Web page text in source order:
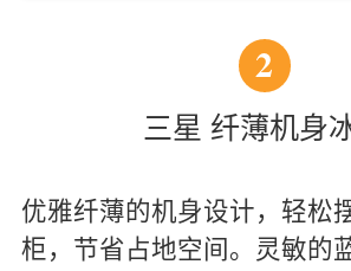
2
三星 纤薄机身
优雅纤薄的机身设计，轻松
柜，节省占地空间。灵敏的